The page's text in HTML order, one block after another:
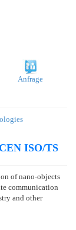
Anfrage
ISO/TS
of nano-objects
communication
and other